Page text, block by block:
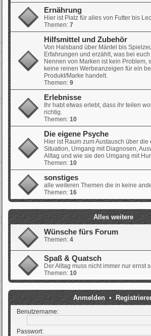
Ernährung
Hier ist Platz für alles von Futter bis
Themen: 7
Hilfsmittel und Zubehör
Von Halsband über Mäntel bis
Erfahrungen und erzählt, was bei
Nennen von Marken ist kein Problem,
keine reinen Werbeanzeigen für ein
Produkt/Marke handelt.
Themen: 9
Erlebnisse
Ihr habt etwas erlebt, dass ihr teilen
richtig.
Themen: 10
Die eigene Psyche
Hier ist Raum zum Austausch über
Situation, Umgang mit Diagnosen,
Alltag und wie sie den Umgang mit
Themen: 10
sonstiges
alle weiteren Themen die in keine
Themen: 16
Alles weitere
Wünsche fürs Forum
Themen: 4
Spaß & Quatsch
Der Alltag muss nicht immer nur ernst
Themen: 10
Anmelden•
Benutzername:
Passwort: